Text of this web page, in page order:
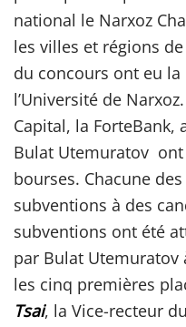
national le Narxoz
les villes et régions
du concours ont eu la
l’Université de
Capital, la ForteBank,
Bulat Utemuratov
bourses. Chacune
subventions à des
subventions ont été
par Bulat
les cinq premières
Tsai, la Vice-recteur